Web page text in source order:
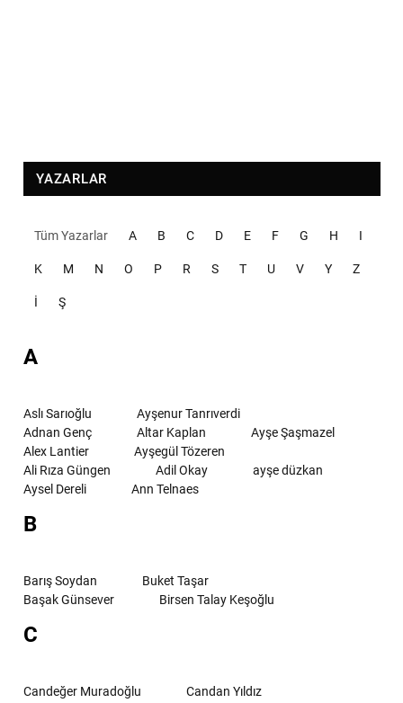
YAZARLAR
Tüm Yazarlar A B C D E F G H I
K M N O P R S T U V Y Z
İ Ş
A
Aslı Sarıoğlu
Ayşenur Tanrıverdi
Adnan Genç
Altar Kaplan
Ayşe Şaşmazel
Alex Lantier
Ayşegül Tözeren
Ali Rıza Güngen
Adil Okay
ayşe düzkan
Aysel Dereli
Ann Telnaes
B
Barış Soydan
Buket Taşar
Başak Günsever
Birsen Talay Keşoğlu
C
Candeğer Muradoğlu
Candan Yıldız